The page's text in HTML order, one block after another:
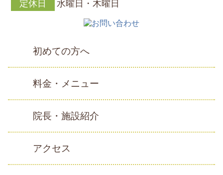
定休日 水曜日・木曜日
初めての方へ
料金・メニュー
院長・施設紹介
アクセス